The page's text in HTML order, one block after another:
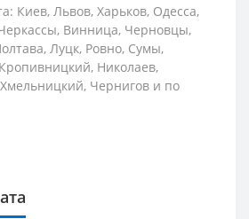
Киев, Львов, Харьков, Одесса,
Винница, Черновцы,
Луцк, Ровно, Сумы,
Николаев,
Чернигов и по